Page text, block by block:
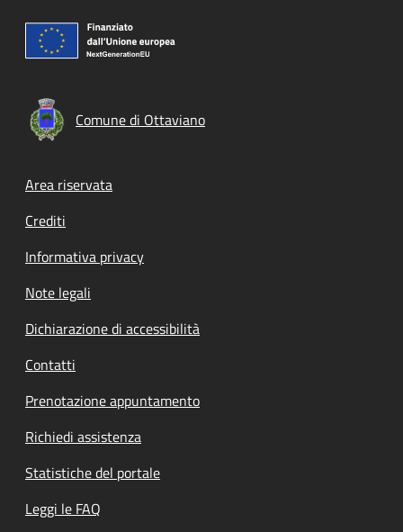
Comune di Ottaviano
Footer menu
Area riservata
Crediti
Informativa privacy
Note legali
Dichiarazione di accessibilità
Contatti
Prenotazione appuntamento
Richiedi assistenza
Statistiche del portale
Leggi le FAQ